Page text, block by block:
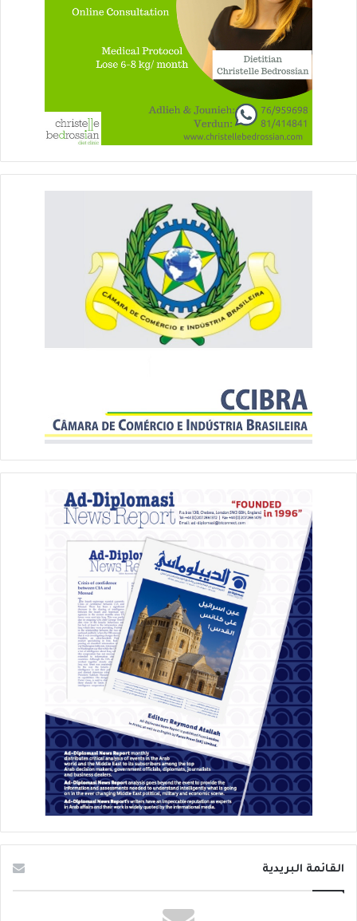
القائمة البريدية